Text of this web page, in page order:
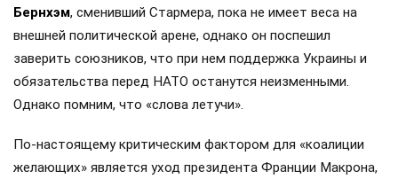
Бернхэм, сменивший Стармера, пока не имеет веса на
внешней политической арене, однако он поспешил
заверить союзников, что при нем поддержка Украины и
обязательства перед НАТО останутся неизменными.
Однако помним, что «слова летучи».
По-настоящему критическим фактором для «коалиции
желающих» является уход президента Франции Макрона,